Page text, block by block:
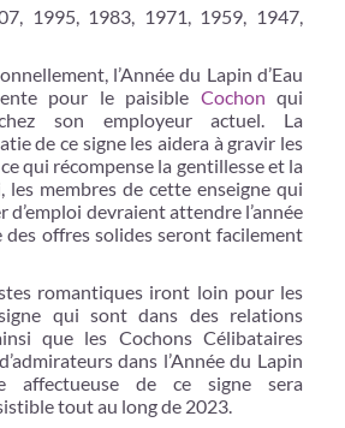
1995, 1983, 1971, 1959, 1947,
l’Année du Lapin d’Eau
pour le paisible Cochon qui
son employeur actuel. La
de ce signe les aidera à gravir les
qui récompense la gentillesse et la
les membres de cette enseigne qui
d’emploi devraient attendre l’année
des offres solides seront facilement
romantiques iront loin pour les
qui sont dans des relations
que les Cochons Célibataires
dans l’Année du Lapin
affectueuse de ce signe sera
tout au long de 2023.